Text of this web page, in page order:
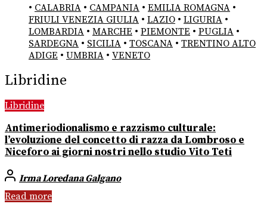
• CALABRIA • CAMPANIA • EMILIA ROMAGNA •
FRIULI VENEZIA GIULIA • LAZIO • LIGURIA •
LOMBARDIA • MARCHE • PIEMONTE • PUGLIA •
SARDEGNA • SICILIA • TOSCANA • TRENTINO ALTO
ADIGE • UMBRIA • VENETO
Libridine
Libridine
Antimeriodionalismo e razzismo culturale:
l’evoluzione del concetto di razza da Lombroso e
Niceforo ai giorni nostri nello studio Vito Teti
Irma Loredana Galgano
Read more